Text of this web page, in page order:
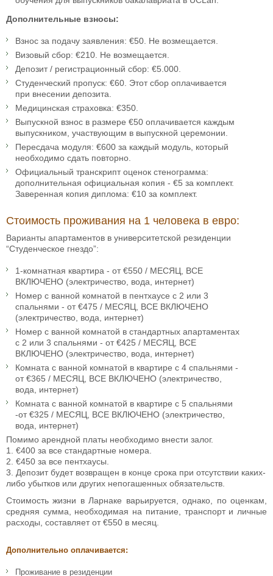
Дополнительные взносы:
Взнос за подачу заявления: €50. Не возмещается.
Визовый сбор: €210. Не возмещается.
Депозит / регистрационный сбор: €5.000.
Студенческий пропуск: €60. Этот сбор оплачивается
при внесении депозита.
Медицинская страховка: €350.
Выпускной взнос в размере €50 оплачивается каждым
выпускником, участвующим в выпускной церемонии.
Пересдача модуля: €600 за каждый модуль, который
необходимо сдать повторно.
Официальный транскрипт оценок стенограмма:
дополнительная официальная копия - €5 за комплект.
Заверенная копия диплома: €10 за комплект.
Стоимость проживания на 1 человека в евро:
Варианты апартаментов в университетской резиденции
“Студенческое гнездо”:
1-комнатная квартира - от €550 / МЕСЯЦ, ВСЕ
ВКЛЮЧЕНО (электричество, вода, интернет)
Номер с ванной комнатой в пентхаусе с 2 или 3
спальнями - от €475 / МЕСЯЦ, ВСЕ ВКЛЮЧЕНО
(электричество, вода, интернет)
Номер с ванной комнатой в стандартных апартаментах
с 2 или 3 спальнями - от €425 / МЕСЯЦ, ВСЕ
ВКЛЮЧЕНО (электричество, вода, интернет)
Комната с ванной комнатой в квартире с 4 спальнями -
от €365 / МЕСЯЦ, ВСЕ ВКЛЮЧЕНО (электричество,
вода, интернет)
Комната с ванной комнатой в квартире с 5 спальнями
-от €325 / МЕСЯЦ, ВСЕ ВКЛЮЧЕНО (электричество,
вода, интернет)
Помимо арендной платы необходимо внести залог.
1. €400 за все стандартные номера.
2. €450 за все пентхаусы.
3. Депозит будет возвращен в конце срока при отсутствии каких-
либо убытков или других непогашенных обязательств.
Стоимость жизни в Ларнаке варьируется, однако, по оценкам,
средняя сумма, необходимая на питание, транспорт и личные
расходы, составляет от €550 в месяц.
Дополнительно оплачивается:
Проживание в резиденции